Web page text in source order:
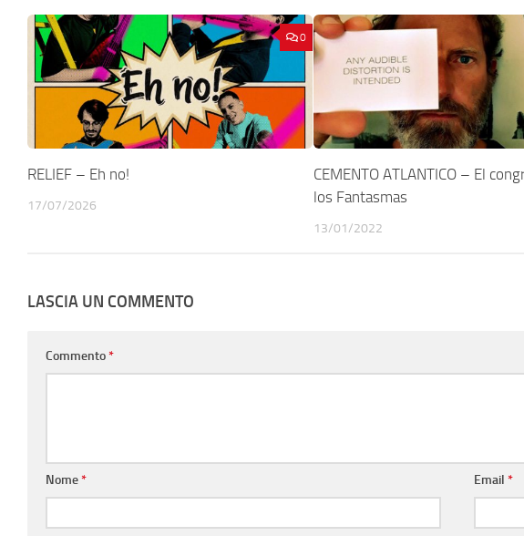
0
RELIEF – Eh no!
17/07/2026
CEMENTO ATLANTICO – El
los Fantasmas
13/01/2022
LASCIA UN COMMENTO
Commento*
Nome* Email*